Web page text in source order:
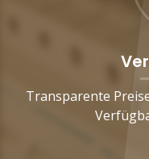
Transparente